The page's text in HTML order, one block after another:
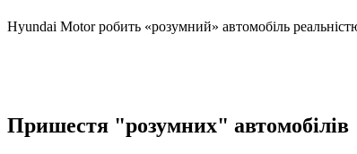
Hyundai Motor робить «розумний» автомобіль
Пришестя "розумних" автомобілів